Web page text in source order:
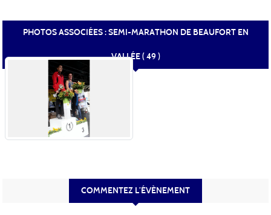
PHOTOS ASSOCIÉES : SEMI-MARATHON DE BEAUFORT EN
VALLÉE ( 49 )
COMMENTEZ L’ÉVÈNEMENT